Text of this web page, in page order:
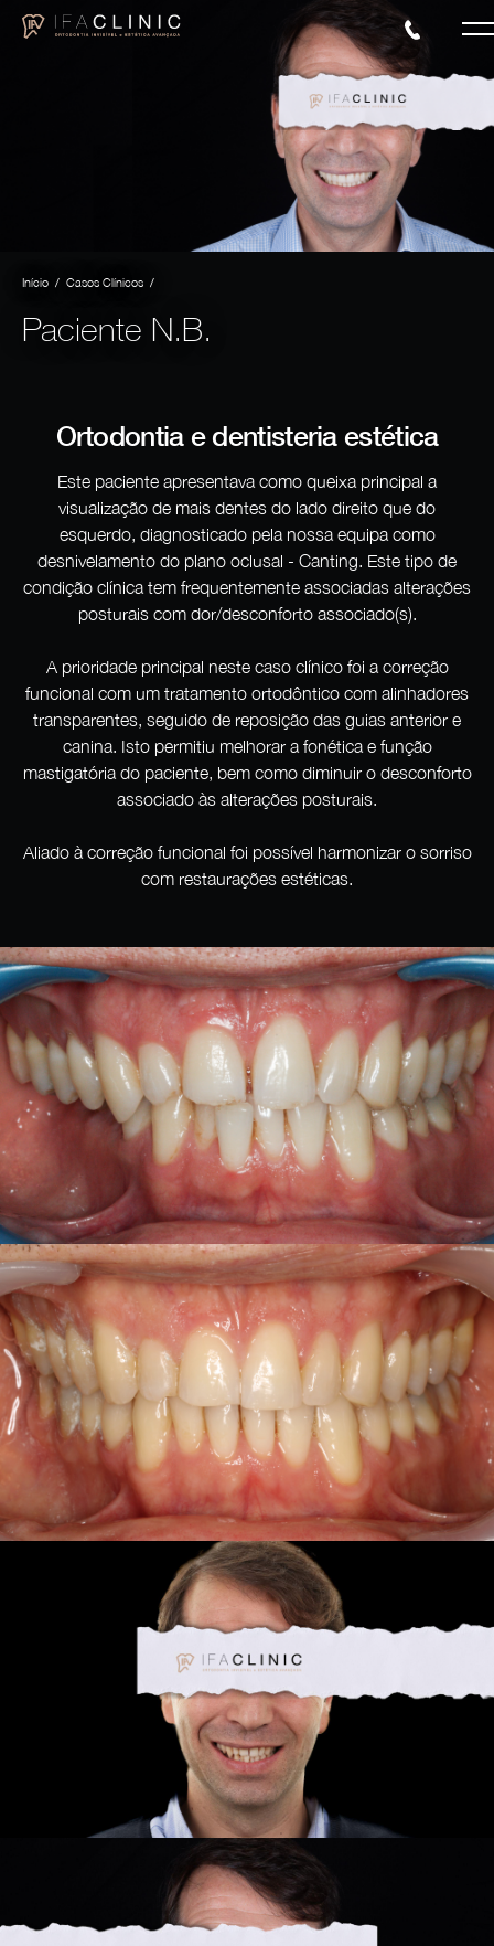
Início / Casos Clínicos /
Paciente N.B.
Ortodontia e dentisteria estética
Este paciente apresentava como queixa principal a
visualização de mais dentes do lado direito que do
esquerdo, diagnosticado pela nossa equipa como
desnivelamento do plano oclusal - Canting. Este tipo de
condição clínica tem frequentemente associadas alterações
posturais com dor/desconforto associado(s).
A prioridade principal neste caso clínico foi a correção
funcional com um tratamento ortodôntico com alinhadores
transparentes, seguido de reposição das guias anterior e
canina. Isto permitiu melhorar a fonética e função
mastigatória do paciente, bem como diminuir o desconforto
associado às alterações posturais.
Aliado à correção funcional foi possível harmonizar o sorriso
com restaurações estéticas.